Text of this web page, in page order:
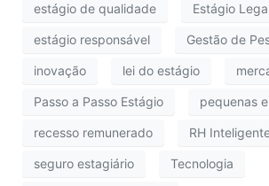
estágio de qualidade Estágio
estágio responsável Gestão de
inovação lei do estágio
Passo a Passo Estágio pequenas
recesso remunerado RH
seguro estagiário Tecnologia